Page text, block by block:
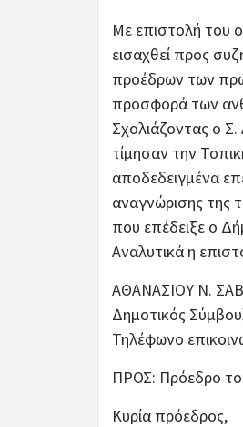
Με επιστολή του
εισαχθεί προς
προέδρων των
προσφορά των
Σχολιάζοντας ο
τίμησαν την
αποδεδειγμένα
αναγνώρισης της
που επέδειξε ο
Αναλυτικά η
ΑΘΑΝΑΣΙΟΥ Ν.
Δημοτικός
Τηλέφωνο
ΠΡΟΣ: Πρόεδρο
Κυρία πρόεδρος,